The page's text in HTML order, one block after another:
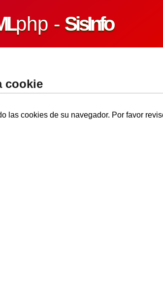
php -SisInfo
cookie
las cookies de su navegador. Por favor